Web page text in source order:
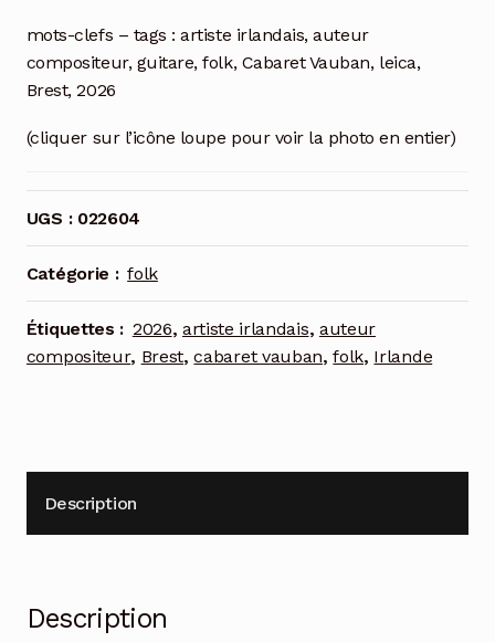
mots-clefs – tags : artiste irlandais, auteur
compositeur, guitare, folk, Cabaret Vauban, leica,
Brest, 2026
(cliquer sur l’icône loupe pour voir la photo en entier)
UGS : 022604
Catégorie : folk
Étiquettes : 2026, artiste irlandais, auteur
compositeur, Brest,cabaret vauban,folk, Irlande
Description
Description